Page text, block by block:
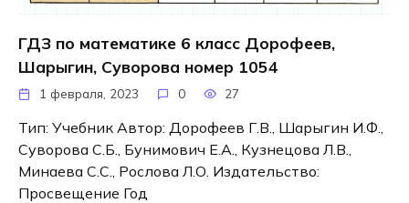
ГДЗ по математике 6 класс Дорофеев,
Шарыгин, Суворова номер 1054
1 февраля, 2023 0 27
Тип: Учебник Автор: Дорофеев Г.В., Шарыгин И.Ф.,
Суворова С.Б., Бунимович Е.А., Кузнецова Л.В.,
Минаева С.С., Рослова Л.О. Издательство:
Просвещение Год